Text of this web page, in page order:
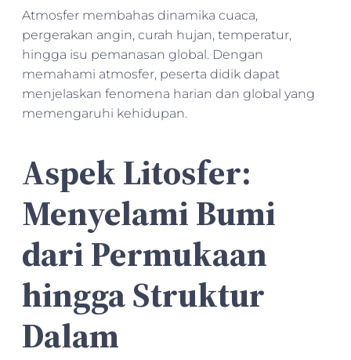
Atmosfer membahas dinamika cuaca,
pergerakan angin, curah hujan, temperatur,
hingga isu pemanasan global. Dengan
memahami atmosfer, peserta didik dapat
menjelaskan fenomena harian dan global yang
memengaruhi kehidupan.
Aspek Litosfer:
Menyelami Bumi
dari Permukaan
hingga Struktur
Dalam